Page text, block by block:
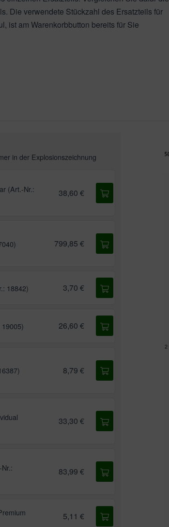
Die verwendete Stückzahl des Ersatzteils für
ist am Warenkorbbutton bereits für Sie
in der Explosionszeichnung
(Art.-Nr.:
38,60 €
799,85 €
18842) 3,70 €
26,60 €
8,79 €
33,30 €
83,99 €
5,11 €